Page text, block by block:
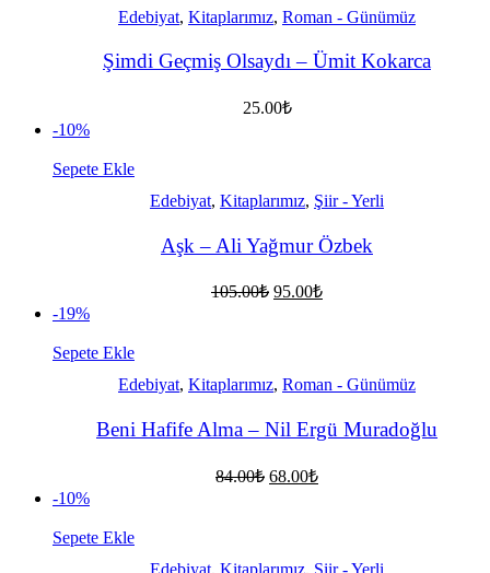
Edebiyat, Kitaplarımız, Roman - Günümüz
Şimdi Geçmiş Olsaydı – Ümit Kokarca
25.00₺
-10%
Sepete Ekle
Edebiyat, Kitaplarımız, Şiir - Yerli
Aşk – Ali Yağmur Özbek
105.00₺ Orijinal
95.00₺Şu
-19%
Sepete Ekle
Edebiyat, Kitaplarımız, Roman - Günümüz
Beni Hafife Alma – Nil Ergü Muradoğlu
84.00₺ Orijinal
68.00₺Şu
-10%
Sepete Ekle
Edebiyat, Kitaplarımız, Şiir - Yerli